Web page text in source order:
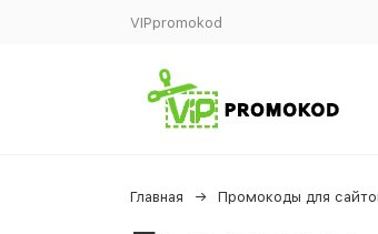
VIPpromokod
Главная Промокоды для